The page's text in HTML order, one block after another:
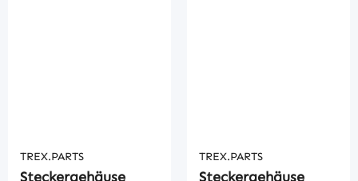
TREX.PARTS
Steckergehäuse
TREX.PARTS
Steckergehäuse